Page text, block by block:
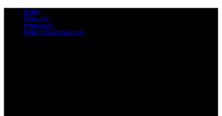
Home
Über uns
Impressum
Datenschutzerklärung